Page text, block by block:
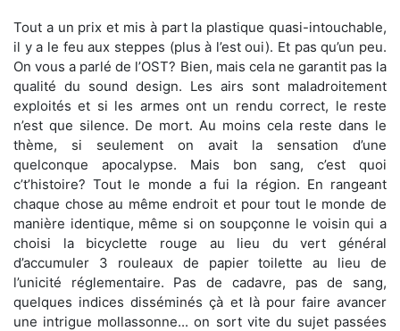
Tout a un prix et mis à part la plastique quasi-intouchable,
il y a le feu aux steppes (plus à l’est oui). Et pas qu’un peu.
On vous a parlé de l’OST? Bien, mais cela ne garantit pas la
qualité du sound design. Les airs sont maladroitement
exploités et si les armes ont un rendu correct, le reste
n’est que silence. De mort. Au moins cela reste dans le
thème, si seulement on avait la sensation d’une
quelconque apocalypse. Mais bon sang, c’est quoi
c’t’histoire? Tout le monde a fui la région. En rangeant
chaque chose au même endroit et pour tout le monde de
manière identique, même si on soupçonne le voisin qui a
choisi la bicyclette rouge au lieu du vert général
d’accumuler 3 rouleaux de papier toilette au lieu de
l’unicité réglementaire. Pas de cadavre, pas de sang,
quelques indices disséminés çà et là pour faire avancer
une intrigue mollassonne... on sort vite du sujet passées